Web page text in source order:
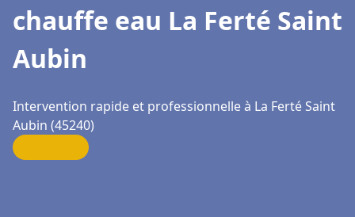
chauffe eau La Ferté Saint
Aubin
Intervention rapide et professionnelle à La Ferté Saint
Aubin (45240)